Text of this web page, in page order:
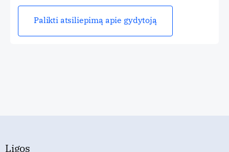
Palikti atsiliepimą apie gydytoją
Ligos